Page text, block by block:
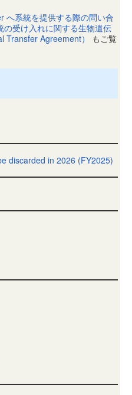
へ系統を提供する際の問い合
の受け入れに関する生物遺伝
Transfer Agreement）
もご覧
discarded in 2026 (FY2025)